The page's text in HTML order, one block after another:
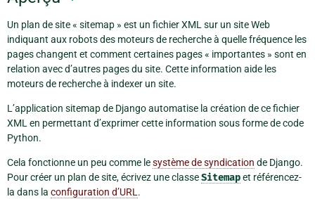
Un plan de site « sitemap » est un fichier XML sur un site Web
indiquant aux robots des moteurs de recherche à quelle fréquence les
pages changent et comment certaines pages « importantes » sont en
relation avec d’autres pages du site. Cette information aide les
moteurs de recherche à indexer un site.
L’application sitemap de Django automatise la création de ce fichier
XML en permettant d’exprimer cette information sous forme de code
Python.
Cela fonctionne un peu comme lesystème de syndication de Django.
Pour créer un plan de site, écrivez une classeSitemapet référencez-
la dans la configuration d’URL.